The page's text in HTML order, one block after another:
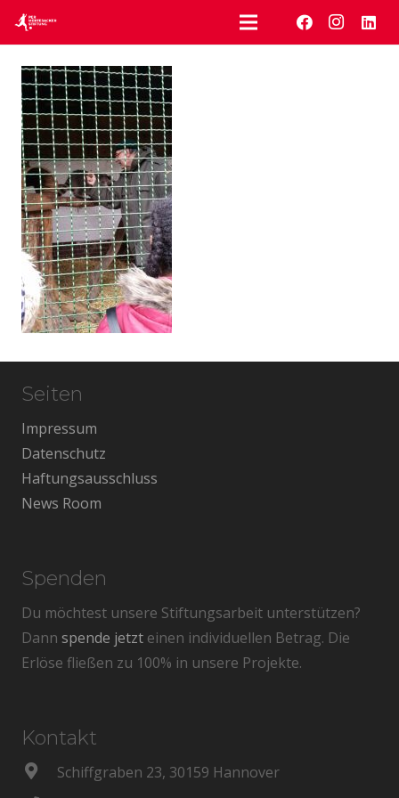
Seiten
Impressum
Datenschutz
Haftungsausschluss
News Room
Spenden
Du möchtest unsere Stiftungsarbeit unterstützen?
Dann spende jetzt einen individuellen Betrag. Die
Erlöse fließen zu 100% in unsere Projekte.
Kontakt
Schiffgraben 23, 30159 Hannover